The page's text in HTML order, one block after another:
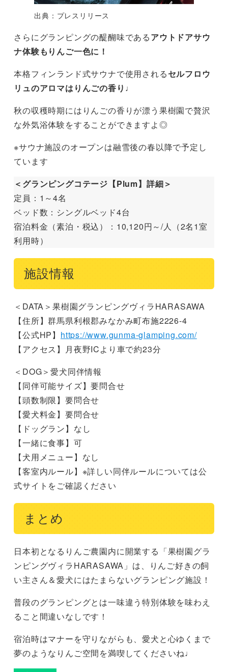
出典：プレスリリース
さらにグランピングの醍醐味であるアウトドアサウ
ナ体験もりんご一色に！
本格フィンランド式サウナで使用されるセルフロウ
リュのアロマはりんごの香り♩
秋の収穫時期にはりんごの香りが漂う果樹園で贅沢
な外気浴体験をすることができますよ◎
※サウナ施設のオープンは融雪後の春以降で予定し
ています
＜グランピングコテージ【Plum】詳細＞
定員：1～4名
ベッド数：シングルベッド4台
宿泊料金（素泊・税込）：10,120円～/人（2名1室
利用時）
施設情報
＜DATA＞果樹園グランピングヴィラHARASAWA
【住所】群馬県利根郡みなかみ町布施2226-4
【公式HP】 https://www.gunma-glamping.com/
【アクセス】月夜野ICより車で約23分
＜DOG＞愛犬同伴情報
【同伴可能サイズ】要問合せ
【頭数制限】要問合せ
【愛犬料金】要問合せ
【ドッグラン】なし
【一緒に食事】可
【犬用メニュー】なし
【客室内ルール】※詳しい同伴ルールについては公
式サイトをご確認ください
まとめ
日本初となるりんご農園内に開業する「果樹園グラ
ンピングヴィラHARASAWA」は、りんご好きの飼
い主さん＆愛犬にはたまらないグランピング施設！
普段のグランピングとは一味違う特別体験を味わえ
ること間違いなしです！
宿泊時はマナーを守りながらも、愛犬と心ゆくまで
夢のようなりんご空間を満喫してくださいね♩